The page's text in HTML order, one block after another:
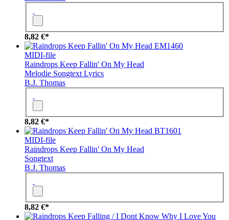
8,82 €*
EM1460
MIDI-file
Raindrops Keep Fallin' On My Head
Melodie Songtext Lyrics
B.J. Thomas
8,82 €*
BT1601
MIDI-file
Raindrops Keep Fallin' On My Head
Songtext
B.J. Thomas
8,82 €*